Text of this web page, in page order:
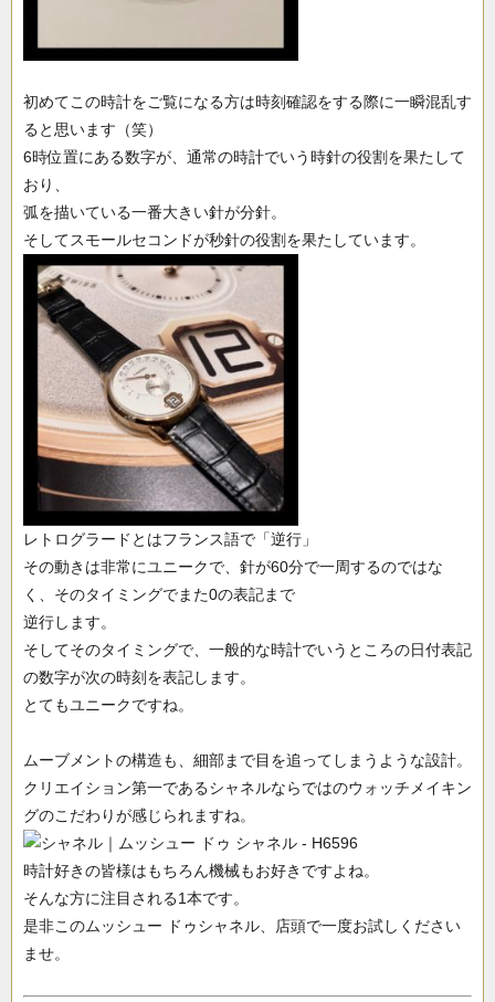
初めてこの時計をご覧になる方は時刻確認をする際に一瞬混乱す
ると思います（笑）
6時位置にある数字が、通常の時計でいう時針の役割を果たして
おり、
弧を描いている一番大きい針が分針。
そしてスモールセコンドが秒針の役割を果たしています。
レトログラードとはフランス語で「逆行」
その動きは非常にユニークで、針が60分で一周するのではな
く、そのタイミングでまた0の表記まで
逆行します。
そしてそのタイミングで、一般的な時計でいうところの日付表記
の数字が次の時刻を表記します。
とてもユニークですね。
ムーブメントの構造も、細部まで目を追ってしまうような設計。
クリエイション第一であるシャネルならではのウォッチメイキン
グのこだわりが感じられますね。
時計好きの皆様はもちろん機械もお好きですよね。
そんな方に注目される1本です。
是非このムッシュー ドゥシャネル、店頭で一度お試しください
ませ。